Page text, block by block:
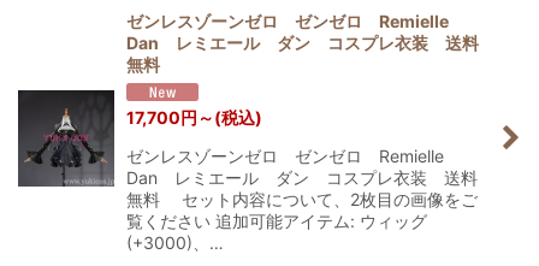
ゼンレスゾーンゼロ ゼンゼロ Remielle
Dan レミエール ダン コスプレ衣装 送料
無料
17,700円 ～(税込)
ゼンレスゾーンゼロ ゼンゼロ Remielle
Dan レミエール ダン コスプレ衣装 送料
無料 セット内容について、2枚目の画像をご
覧ください 追加可能アイテム: ウィッグ
(+3000)、…